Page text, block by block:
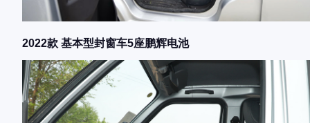
2022款 基本型封窗车5座鹏辉电池